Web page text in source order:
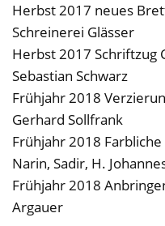
Herbst 2017 neues
Schreinerei Glässer
Herbst 2017 Schriftzug
Sebastian Schwarz
Frühjahr 2018
Gerhard Sollfrank
Frühjahr 2018
Narin, Sadir, H.
Frühjahr 2018
Argauer